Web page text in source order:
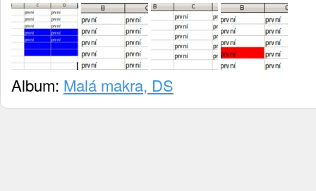
Album: Malá makra, DS